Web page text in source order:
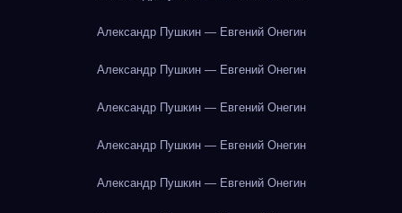
Александр Пушкин — Евгений Онегин
Александр Пушкин — Евгений Онегин
Александр Пушкин — Евгений Онегин
Александр Пушкин — Евгений Онегин
Александр Пушкин — Евгений Онегин